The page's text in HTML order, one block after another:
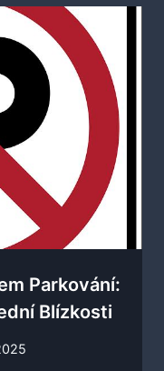
Parkování:
Blízkosti